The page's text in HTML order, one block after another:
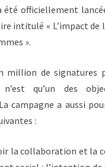
été officiellement
intitulé « L’impact
».
million de signatures
n’est qu’un des
campagne a aussi
:
la collaboration et la